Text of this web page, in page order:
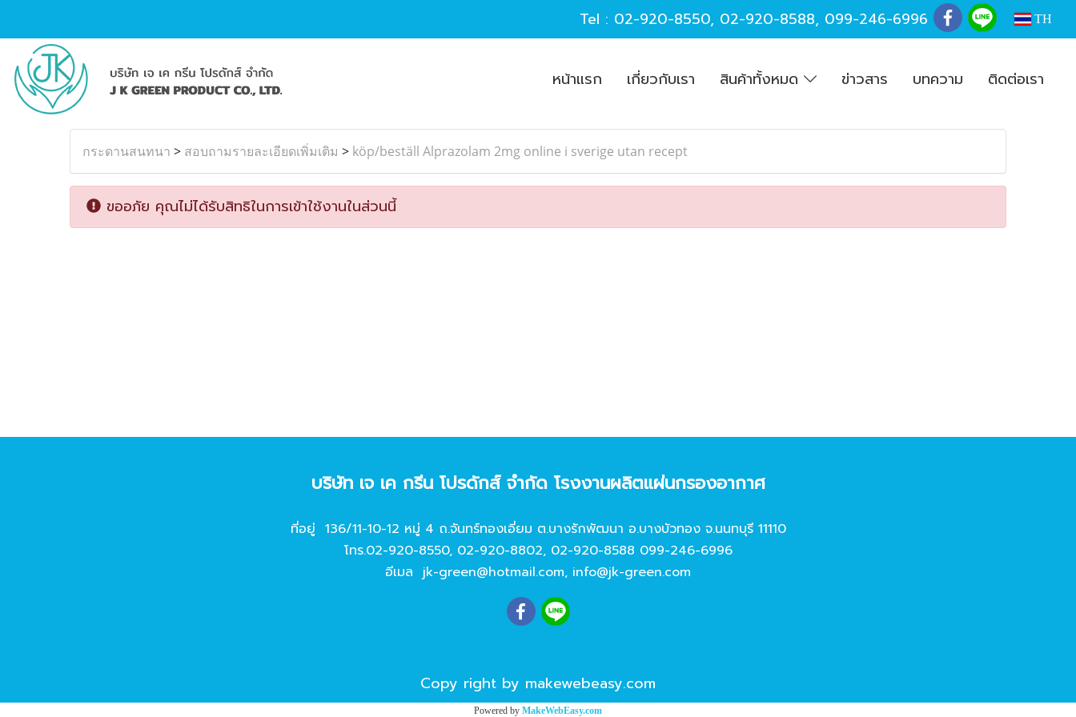
Tel : 02-920-8550, 02-920-8588, 099-246-6996 TH
หน้าแรก เกี่ยวกับเรา สินค้าทั้งหมด ข่าวสาร บทความ ติดต่อเรา
กระดานสนทนา > สอบถามรายละเอียดเพิ่มเติม > köp/beställ Alprazolam 2mg online i sverige utan recept
ขออภัย คุณไม่ได้รับสิทธิในการเข้าใช้งานในส่วนนี้
บริษัท เจ เค กรีน โปรดักส์ จํากัด โรงงานผลิตแผ่นกรองอากาศ
ที่อยู่ 136/11-10-12 หมู่ 4 ถ.จันทร์ทองเอี่ยม ต.บางรักพัฒนา อ.บางบัวทอง จ.นนทบุรี 11110
โทร.02-920-8550, 02-920-8802, 02-920-8588 099-246-6996
อีเมล jk-green@hotmail.com, info@jk-green.com
Copy right by makewebeasy.com
Powered by MakeWebEasy.com